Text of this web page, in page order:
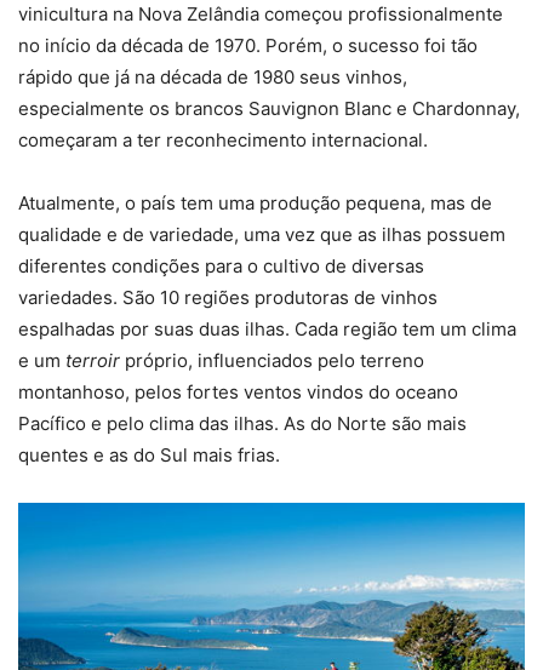
vinicultura na Nova Zelândia começou profissionalmente
no início da década de 1970. Porém, o sucesso foi tão
rápido que já na década de 1980 seus vinhos,
especialmente os brancos Sauvignon Blanc e Chardonnay,
começaram a ter reconhecimento internacional.
Atualmente, o país tem uma produção pequena, mas de
qualidade e de variedade, uma vez que as ilhas possuem
diferentes condições para o cultivo de diversas
variedades. São 10 regiões produtoras de vinhos
espalhadas por suas duas ilhas. Cada região tem um clima
e um terroir próprio, influenciados pelo terreno
montanhoso, pelos fortes ventos vindos do oceano
Pacífico e pelo clima das ilhas. As do Norte são mais
quentes e as do Sul mais frias.